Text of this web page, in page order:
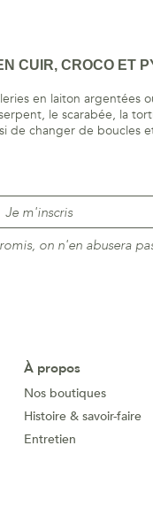
CUIR, CROCO ET
en laiton argentées
le scarabée, la
de changer de boucles
on n'en abusera
À propos
Nos boutiques
Histoire & savoir-faire
Entretien